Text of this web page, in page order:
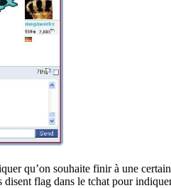
qu’on souhaite finir à une
flag dans le tchat pour